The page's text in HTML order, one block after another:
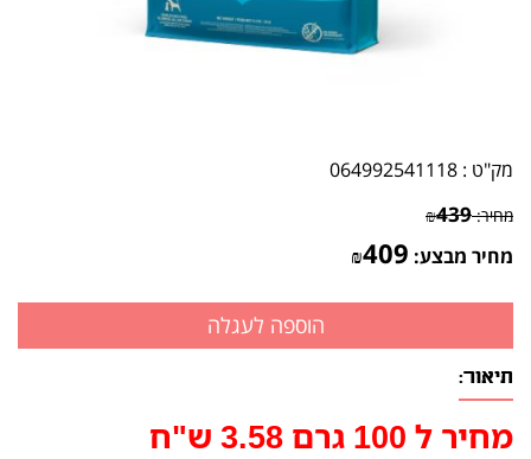
מק"ט : 064992541118
מחיר: ₪439
מחיר מבצע: ₪409
תיאור:
מחיר ל 100 גרם 3.58 ש"ח